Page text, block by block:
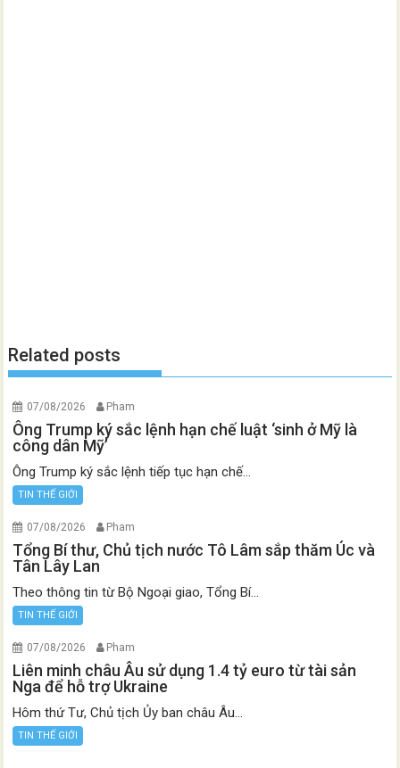
Related posts
07/08/2026 Pham
Ông Trump ký sắc lệnh hạn chế luật ‘sinh ở Mỹ là
công dân Mỹ’
Ông Trump ký sắc lệnh tiếp tục hạn chế...
TIN THẾ GIỚI
07/08/2026 Pham
Tổng Bí thư, Chủ tịch nước Tô Lâm sắp thăm Úc và
Tân Lây Lan
Theo thông tin từ Bộ Ngoại giao, Tổng Bí...
TIN THẾ GIỚI
07/08/2026 Pham
Liên minh châu Âu sử dụng 1.4 tỷ euro từ tài sản
Nga để hỗ trợ Ukraine
Hôm thứ Tư, Chủ tịch Ủy ban châu Âu...
TIN THẾ GIỚI